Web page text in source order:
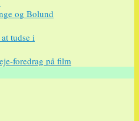
og Bolund
tudse i
foredrag på film